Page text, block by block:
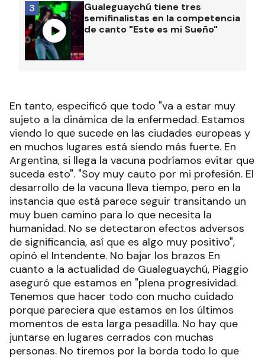
Gualeguaychú tiene tres
semifinalistas en la competencia
de canto "Este es mi Sueño"
3
En tanto, especificó que todo "va a estar muy
sujeto a la dinámica de la enfermedad. Estamos
viendo lo que sucede en las ciudades europeas y
en muchos lugares está siendo más fuerte. En
Argentina, si llega la vacuna podríamos evitar que
suceda esto". "Soy muy cauto por mi profesión. El
desarrollo de la vacuna lleva tiempo, pero en la
instancia que está parece seguir transitando un
muy buen camino para lo que necesita la
humanidad. No se detectaron efectos adversos
de significancia, así que es algo muy positivo",
opinó el Intendente. No bajar los brazos En
cuanto a la actualidad de Gualeguaychú, Piaggio
aseguró que estamos en "plena progresividad.
Tenemos que hacer todo con mucho cuidado
porque pareciera que estamos en los últimos
momentos de esta larga pesadilla. No hay que
juntarse en lugares cerrados con muchas
personas. No tiremos por la borda todo lo que